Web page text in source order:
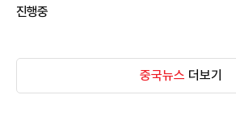
진행중
중국뉴스 더보기